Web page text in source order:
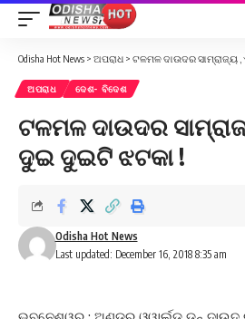
Odisha Hot News > ଅପରାଧ > ଟଳମଳ ଦାଉଦର ସାମ୍ରାଜ୍ୟ
ଅପରାଧ ଦେଶ- ବିଦେଶ
ଟଳମଳ ଦାଉଦର
ଦୁଇ ଦୁଇଟି ଝଟକା !
Last updated: December 16, 2018 8:35 am
Odisha Hot News